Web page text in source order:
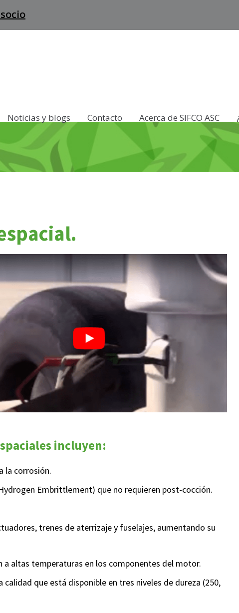
Noticias y blogs Contacto Acerca de SIFCO ASC
incluyen:
la corrosión.
Embrittlement) que no requieren post-cocción.
trenes de aterrizaje y fuselajes, aumentando su
altas temperaturas en los componentes del motor.
que está disponible en tres niveles de dureza (250,